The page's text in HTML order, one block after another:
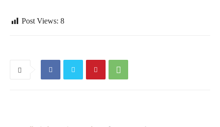
Post Views: 8